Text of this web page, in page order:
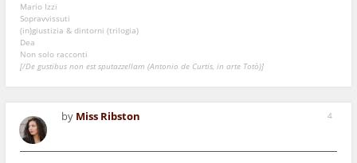
Mario Izzi
Sopravvissuti
(in)giustizia & dintorni (trilogia)
Dea
Non solo racconti
[/De gustibus non est sputazzellam (Antonio de Curtis, in arte Totò)]
4
by Miss Ribston